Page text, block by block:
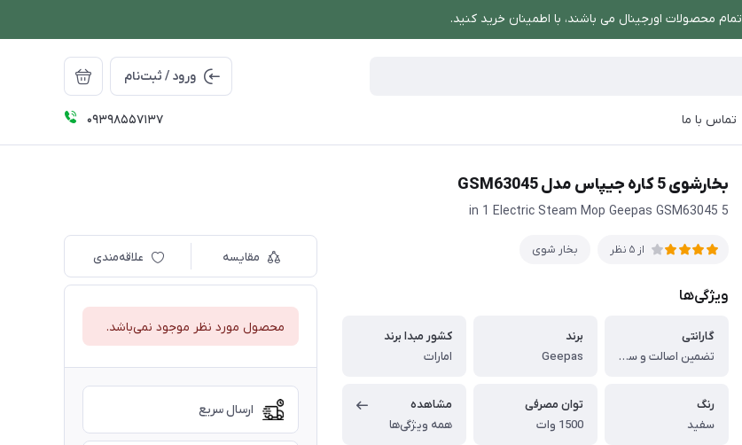
تمام محصولات اورجینال می باشند، با اطمینان خرید کنید.
ورود / ثبت‌نام
تماس با ما 09398557137
بخارشوی 5 کاره جیپاس مدل GSM63045
5 in 1 Electric Steam Mop Geepas GSM63045
از 5 نظر بخار شوی
ویژگی‌ها
گارانتی
تضمین اصالت و سلامت فیزیکی کالا
برند
Geepas
کشور مبدا برند
امارات
رنگ
سفید
توان مصرفی
1500 وات
مشاهده
همه ویژگی‌ها
مقایسه علاقه‌مندی
محصول مورد نظر موجود نمی‌باشد.
ارسال سریع